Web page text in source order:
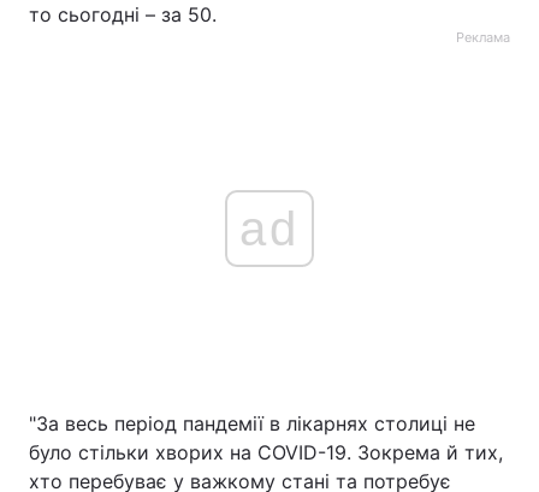
то сьогодні – за 50.
Реклама
ad
"За весь період пандемії в лікарнях столиці не
було стільки хворих на COVID-19. Зокрема й тих,
хто перебуває у важкому стані та потребує